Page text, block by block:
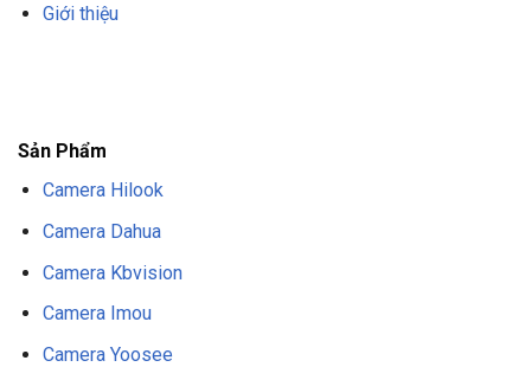
Giới thiệu
Sản Phẩm
Camera Hilook
Camera Dahua
Camera Kbvision
Camera Imou
Camera Yoosee